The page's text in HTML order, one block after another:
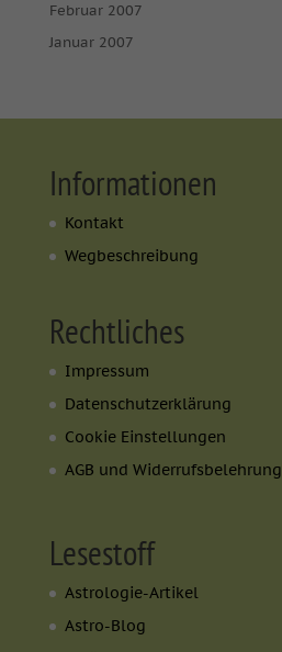
Februar 2007
Januar 2007
Informationen
Kontakt
Wegbeschreibung
Rechtliches
Impressum
Datenschutzerklärung
Cookie Einstellungen
AGB und Widerrufsbelehrung
Lesestoff
Astrologie-Artikel
Astro-Blog